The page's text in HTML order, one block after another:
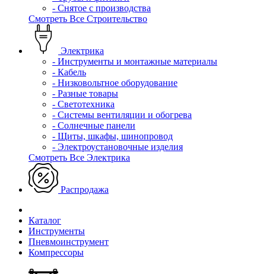
- Снятое с производства
Смотреть Все Строительство
Электрика
- Инструменты и монтажные материалы
- Кабель
- Низковольтное оборудование
- Разные товары
- Светотехника
- Системы вентиляции и обогрева
- Солнечные панели
- Щиты, шкафы, шинопровод
- Электроустановочные изделия
Смотреть Все Электрика
Распродажа
Каталог
Инструменты
Пневмоинструмент
Компрессоры